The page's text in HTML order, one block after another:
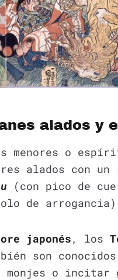
alados y
menores o
alados con
(con pico de
de
japonés , los
son
monjes o incitar